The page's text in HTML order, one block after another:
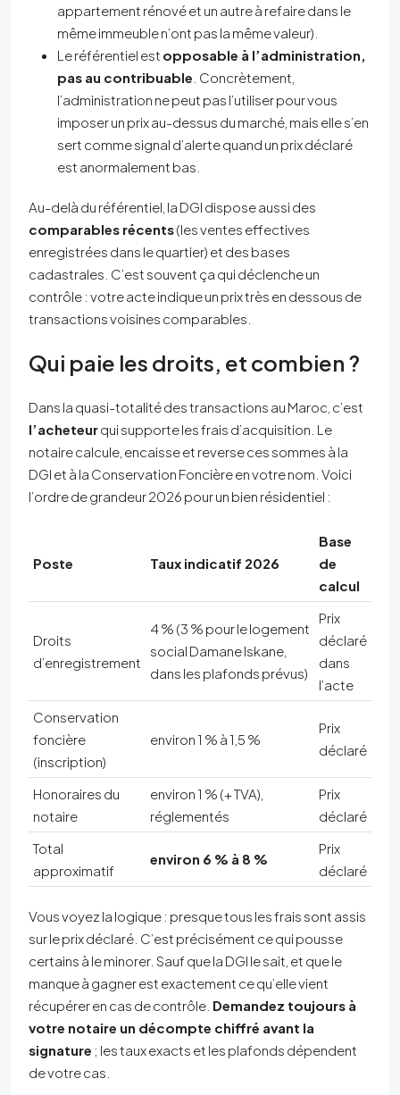
appartement rénové et un autre à refaire dans le
même immeuble n’ont pas la même valeur).
Le référentiel est opposable à l’administration,
pas au contribuable . Concrètement,
l’administration ne peut pas l’utiliser pour vous
imposer un prix au-dessus du marché, mais elle s’en
sert comme signal d’alerte quand un prix déclaré
est anormalement bas.
Au-delà du référentiel, la DGI dispose aussi des
comparables récents(les ventes effectives
enregistrées dans le quartier) et des bases
cadastrales. C’est souvent ça qui déclenche un
contrôle : votre acte indique un prix très en dessous de
transactions voisines comparables.
Qui paie les droits, et combien ?
Dans la quasi-totalité des transactions au Maroc, c’est
l’acheteurqui supporte les frais d’acquisition. Le
notaire calcule, encaisse et reverse ces sommes à la
DGI et à la Conservation Foncière en votre nom. Voici
l’ordre de grandeur 2026 pour un bien résidentiel :
Poste Taux indicatif 2026
Base
de
calcul
Droits
d’enregistrement
4 % (3 % pour le logement
social Damane Iskane,
dans les plafonds prévus)
Prix
déclaré
dans
l’acte
Conservation
foncière
(inscription)
environ 1 % à 1,5 %
Prix
déclaré
Honoraires du
notaire
environ 1 % (+ TVA),
réglementés
Prix
déclaré
Total
approximatif
environ 6 % à 8 %
Prix
déclaré
Vous voyez la logique : presque tous les frais sont assis
sur le prix déclaré. C’est précisément ce qui pousse
certains à le minorer. Sauf que la DGI le sait, et que le
manque à gagner est exactement ce qu’elle vient
récupérer en cas de contrôle. Demandez toujours à
votre notaire un décompte chiffré avant la
signature ; les taux exacts et les plafonds dépendent
de votre cas.